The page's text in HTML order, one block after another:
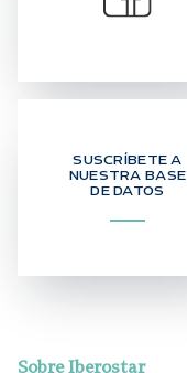
SUSCRÍBETE A
NUESTRA BASE
DE DATOS
Sobre Iberostar